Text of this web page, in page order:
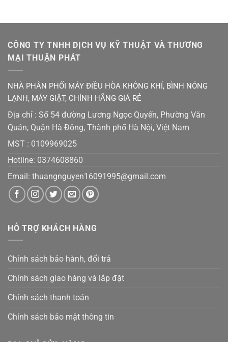
CÔNG TY TNHH DỊCH VỤ KỸ THUẬT VÀ THƯƠNG
MẠI THUẬN PHÁT
NHÀ PHÂN PHỐI MÁY ĐIỀU HÒA KHÔNG KHÍ, BÌNH NÓNG
LẠNH, MÁY GIẶT, CHÍNH HÃNG GIÁ RẺ
Địa chỉ : Số 54 đường Lương Ngọc Quyến, Phường Văn
Quán, Quận Hà Đông, Thành phố Hà Nội, Việt Nam
MST : 0109969025
Hotline: 0374608860
Email: thuangnguyen16091995@gmail.com
HỖ TRỢ KHÁCH HÀNG
Chính sách bảo hành, đổi trả
Chính sách giao hàng và lắp đặt
Chính sách thanh toán
Chính sách bảo mật thông tin